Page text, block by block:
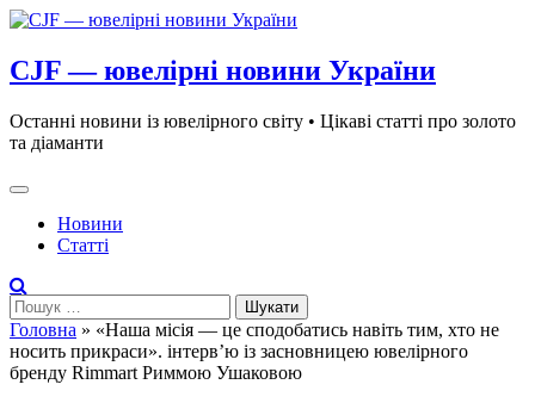
Skip
content
CJF — ювелірні новини України
Останні новини із ювелірного світу • Цікаві статті про золото
та діаманти
Новини
Статті
Пошук:
Головна » «Наша місія — це сподобатись навіть тим, хто не
носить прикраси». інтерв’ю із засновницею ювелірного
бренду Rimmart Риммою Ушаковою